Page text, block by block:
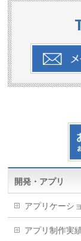
開発・アプリ
アプリケーシ
アプリ制作実